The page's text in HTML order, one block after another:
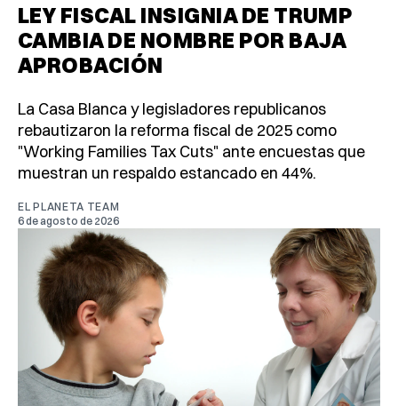
LEY FISCAL INSIGNIA DE TRUMP
CAMBIA DE NOMBRE POR BAJA
APROBACIÓN
La Casa Blanca y legisladores republicanos
rebautizaron la reforma fiscal de 2025 como
"Working Families Tax Cuts" ante encuestas que
muestran un respaldo estancado en 44%.
EL PLANETA TEAM
6 de agosto de 2026